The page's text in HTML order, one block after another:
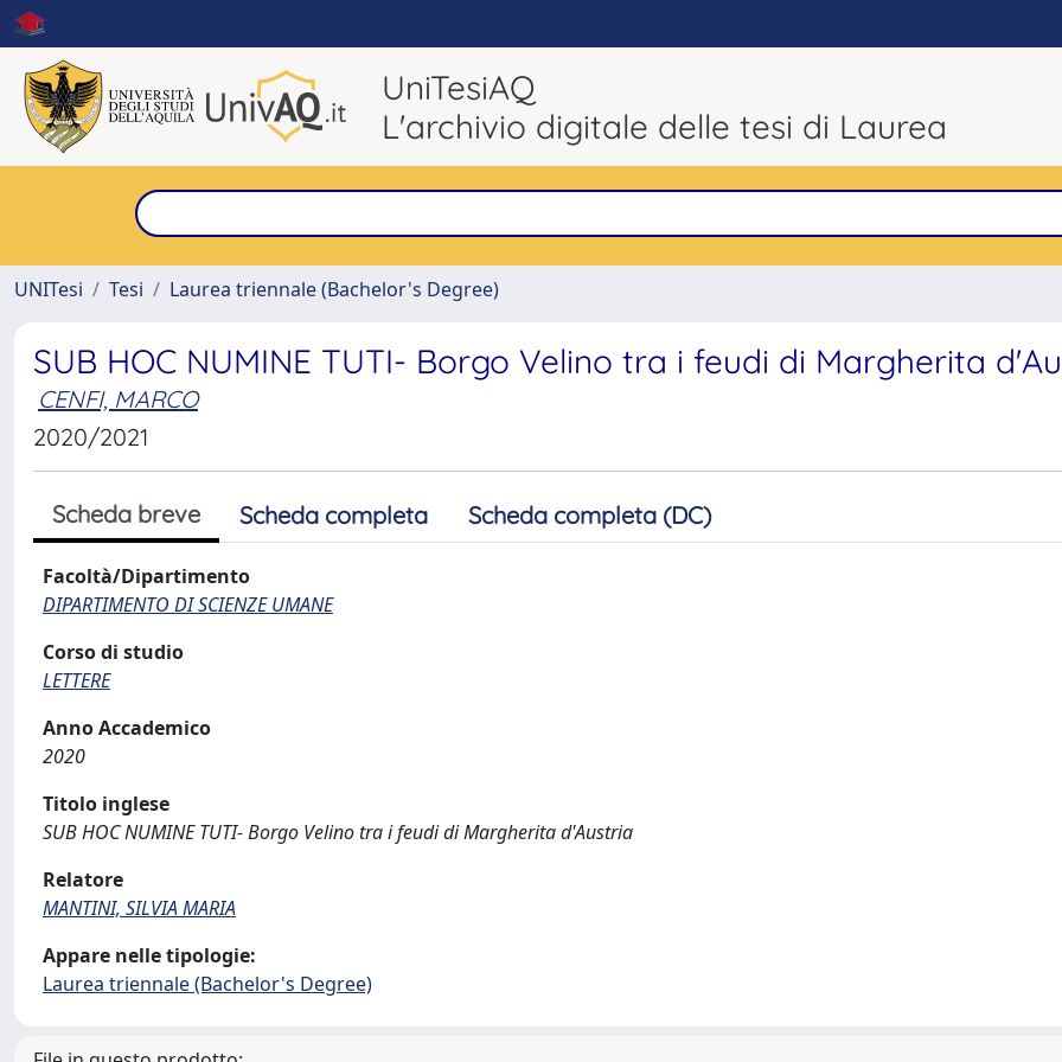
UniTesiAQ
L'archivio digitale delle tesi di Laurea
UNITesi
Tesi Laurea triennale (Bachelor's Degree)
SUB HOC NUMINE TUTI- Borgo Velino tra i feudi di Margherita
CENFI, MARCO
2020/2021
Scheda breve Scheda completa Scheda completa (DC)
Facoltà/Dipartimento
DIPARTIMENTO DI SCIENZE UMANE
Corso di studio
LETTERE
Anno Accademico
2020
Titolo inglese
SUB HOC NUMINE TUTI- Borgo Velino tra i feudi di Margherita d'Austria
Relatore
MANTINI, SILVIA MARIA
Appare nelle tipologie:
Laurea triennale (Bachelor's Degree)